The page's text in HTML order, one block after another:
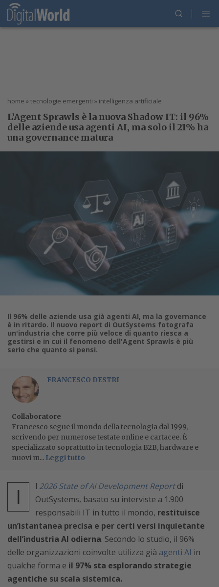
home » tecnologie emergenti » intelligenza artificiale
L’Agent Sprawls è la nuova Shadow IT: il 96%
delle aziende usa agenti AI, ma solo il 21% ha
una governance matura
Il 96% delle aziende usa già agenti AI, ma la governance
è in ritardo. Il nuovo report di OutSystems fotografa
un'industria che corre più veloce di quanto riesca a
gestirsi e in cui il fenomeno dell'Agent Sprawls è più
serio che quanto si pensi.
FRANCESCO DESTRI
Collaboratore
Francesco segue il mondo della tecnologia dal 1999,
scrivendo per numerose testate online e cartacee. È
specializzato soprattutto in tecnologia B2B, hardware e
nuovi m... Leggi tutto
I l 2026 State of AI Development Reportdi
OutSystems, basato su interviste a 1.900
responsabili IT in tutto il mondo, restituisce
un’istantanea precisa e per certi versi inquietante
dell’industria AI odierna. Secondo lo studio, il 96%
delle organizzazioni coinvolte utilizza già agenti AI in
qualche forma e il 97% sta esplorando strategie
agentiche su scala sistemica.